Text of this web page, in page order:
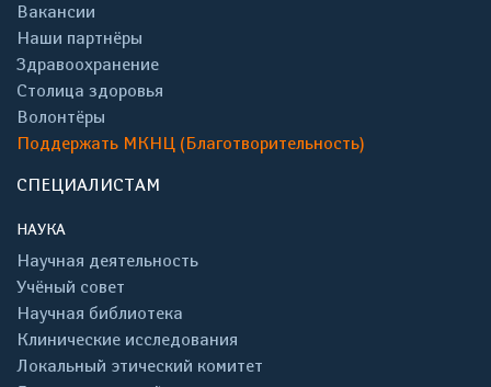
Вакансии
Наши партнёры
Здравоохранение
Столица здоровья
Волонтёры
Поддержать МКНЦ (Благотворительность)
СПЕЦИАЛИСТАМ
НАУКА
Научная деятельность
Учёный совет
Научная библиотека
Клинические исследования
Локальный этический комитет